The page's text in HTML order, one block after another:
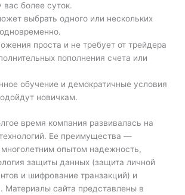
вас более суток.
выбрать одного или нескольких
проста и не требует от трейдера
пополнения счета или
обучение и демократичные условия
новичкам.
время компания развивалась на
Ее преимущества —
опытом надежность,
защиты данных (защита личной
и шифрование транзакций) и
Материалы сайта представлены в